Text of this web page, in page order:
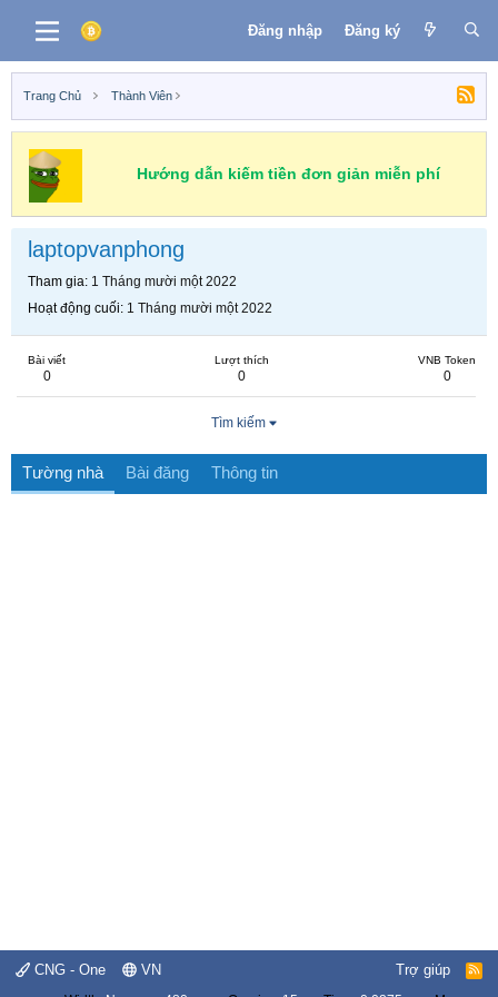
Đăng nhập Đăng ký
Trang Chủ Thành Viên
Hướng dẫn kiếm tiền đơn giản miễn phí
laptopvanphong
Tham gia 1 Tháng mười một 2022
Hoạt động cuối 1 Tháng mười một 2022
Bài viết
0
Lượt thích
0
VNB Token
0
Tìm kiếm
Tường nhà Bài đăng Thông tin
CNG - One VN Trợ giúp
R